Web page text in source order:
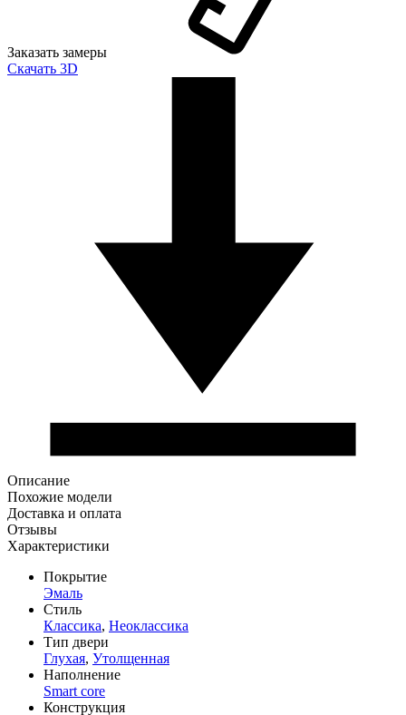
Заказать замеры
Скачать 3D
Описание
Похожие модели
Доставка и оплата
Отзывы
Характеристики
Покрытие
Эмаль
Стиль
Классика, Неоклассика
Тип двери
Глухая, Утолщенная
Наполнение
Smart core
Конструкция